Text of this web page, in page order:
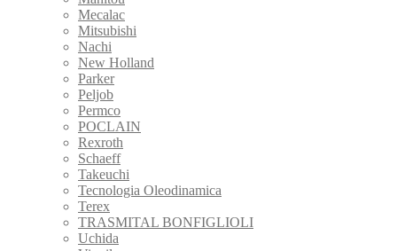
Mecalac
Mitsubishi
Nachi
New Holland
Parker
Peljob
Permco
POCLAIN
Rexroth
Schaeff
Takeuchi
Tecnologia Oleodinamica
Terex
TRASMITAL BONFIGLIOLI
Uchida